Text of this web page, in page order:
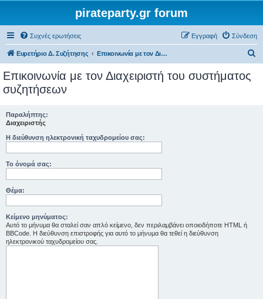
pirateparty.gr forum
Συχνές ερωτήσεις Σύνδεση
Εγγραφή
Ευρετήριο Δ. Συζήτησης Επικοινωνία με τον Διαχειριστή του συστήματος συζητήσεων
Επικοινωνία με τον Διαχειριστή του συστήματος
συζητήσεων
Παραλήπτης:
Διαχειριστής
Η διεύθυνση ηλεκτρονική ταχυδρομείου σας:
Το όνομά σας:
Θέμα:
Κείμενο μηνύματος:
Αυτό το μήνυμα θα σταλεί σαν απλό κείμενο, δεν περιλαμβάνει οποιοδήποτε HTML ή
BBCode. Η διεύθυνση επιστροφής για αυτό το μήνυμα θα τεθεί η διεύθυνση
ηλεκτρονικού ταχυδρομείου σας.